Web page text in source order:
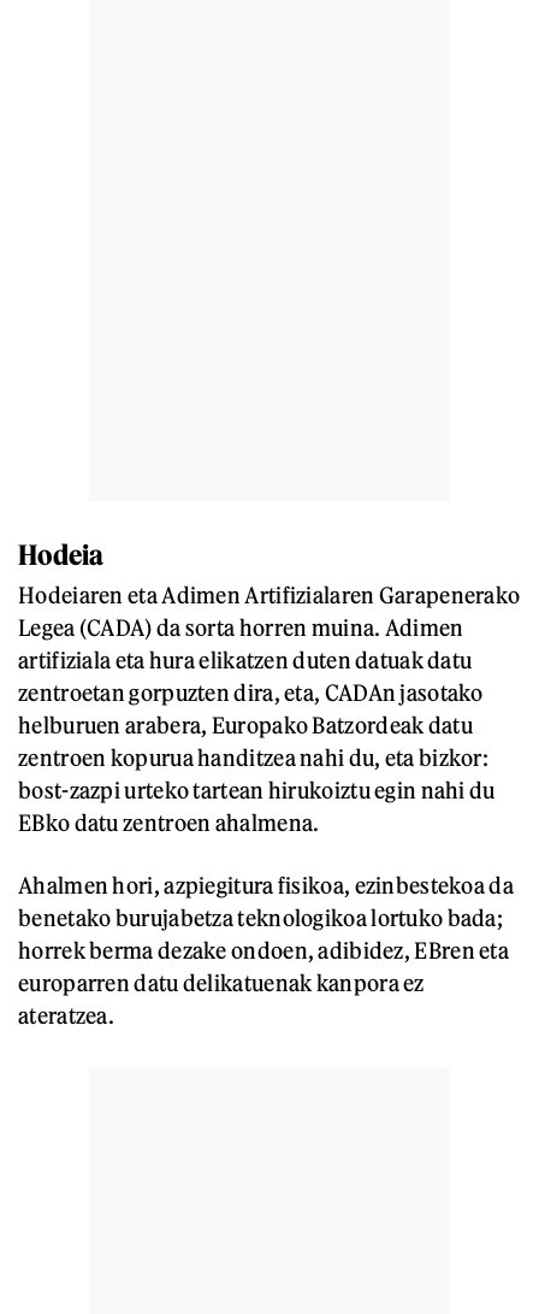
Hodeia
Hodeiaren eta Adimen Artifizialaren Garapenerako
Legea (CADA) da sorta horren muina. Adimen
artifiziala eta hura elikatzen duten datuak datu
zentroetan gorpuzten dira, eta, CADAn jasotako
helburuen arabera, Europako Batzordeak datu
zentroen kopurua handitzea nahi du, eta bizkor:
bost-zazpi urteko tartean hirukoiztu egin nahi du
EBko datu zentroen ahalmena.
Ahalmen hori, azpiegitura fisikoa, ezinbestekoa da
benetako burujabetza teknologikoa lortuko bada;
horrek berma dezake ondoen, adibidez, EBren eta
europarren datu delikatuenak kanpora ez
ateratzea.